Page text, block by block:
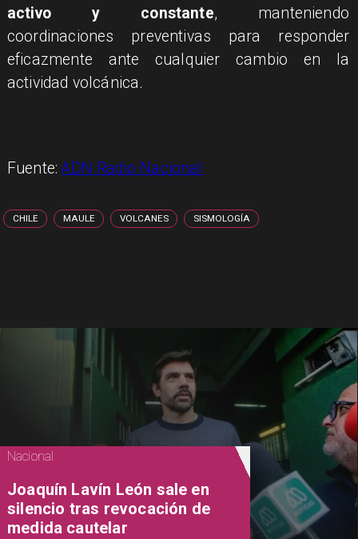
activo y constante, manteniendo
coordinaciones preventivas para responder
eficazmente ante cualquier cambio en la
actividad volcánica.
Fuente:ADN Radio Nacional
CHILE MAULE VOLCANES SISMOLOGÍA
Nacional
Joaquín Lavín León sale en
silencio tras revocación de
medida cautelar